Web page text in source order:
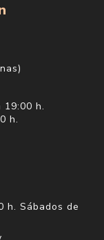
19:00 h.
h.
h. Sábados de